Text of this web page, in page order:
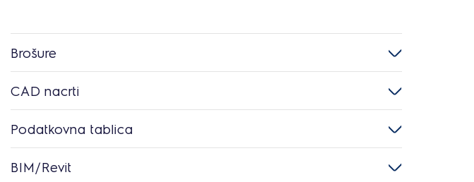
Brošure
CAD nacrti
Podatkovna tablica
BIM/Revit